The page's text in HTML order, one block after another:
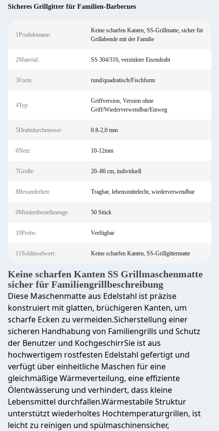
Sicheres Grillgitter für Familien-Barbecues
1Produktname:
Keine scharfen Kanten, SS-Grillmatte, sicher für
Grillabende mit der Familie
2Material: SS 304/316, verzinkter Eisendraht
3Form: rund/quadratisch/Fischform
4Typ:
Griffversion, Version ohne
Griff/Wiederverwendbar/Einweg
5Drahtdurchmesser: 0.8-2,0 mm
6Netz: 10-12mm
7Größe: 20–80 cm, individuell
8Besonderheit: Tragbar, lebensmittelecht, wiederverwendbar
9Mindestbestellmenge: 50 Stück
10Probe: Verfügbar
11Schlüsselwort: Keine scharfen Kanten, SS-Grillgittermatte
Keine scharfen Kanten SS Grillmaschenmatte
sicher für Familiengrillbeschreibung
Diese Maschenmatte aus Edelstahl ist präzise
konstruiert mit glatten, brüchigeren Kanten, um
scharfe Ecken zu vermeiden.Sicherstellung einer
sicheren Handhabung von Familiengrills und Schutz
der Benutzer und KochgeschirrSie ist aus
hochwertigem rostfesten Edelstahl gefertigt und
verfügt über einheitliche Maschen für eine
gleichmäßige Wärmeverteilung, eine effiziente
Ölentwässerung und verhindert, dass kleine
Lebensmittel durchfallen.Wärmestabile Struktur
unterstützt wiederholtes Hochtemperaturgrillen, ist
leicht zu reinigen und spülmaschinensicher,